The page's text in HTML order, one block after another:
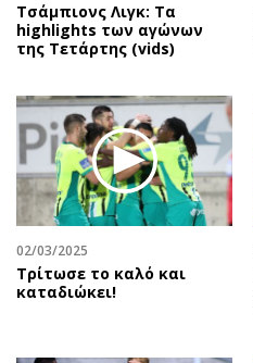
Τσάμπιονς Λιγκ: Τα
highlights των αγώνων
της Τετάρτης (vids)
02/03/2025
Τρίτωσε το καλό και
καταδιώκει!